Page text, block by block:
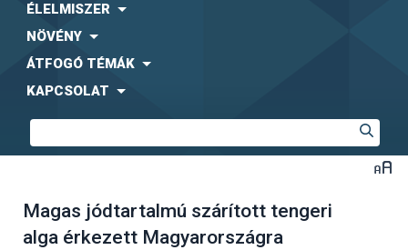
ÉLELMISZER
NÖVÉNY
ÁTFOGÓ TÉMÁK
KAPCSOLAT
Magas jódtartalmú szárított tengeri
alga érkezett Magyarországra